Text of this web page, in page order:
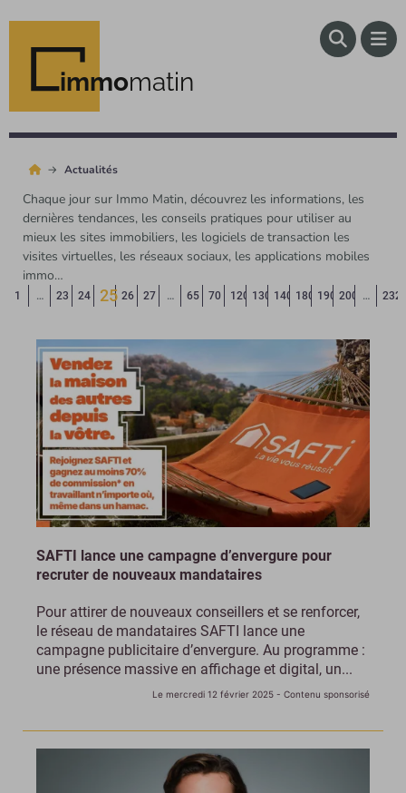
immomatin
Actualités
Chaque jour sur Immo Matin, découvrez les informations, les
dernières tendances, les conseils pratiques pour utiliser au
mieux les sites immobiliers, les logiciels de transaction les
visites virtuelles, les réseaux sociaux, les applications mobiles
immo…
Page précédente
1 … 23 24
25 26 27 … 65 70 120 130 140 180 190 200 … 232
SAFTI lance une campagne d’envergure pour
recruter de nouveaux mandataires
Pour attirer de nouveaux conseillers et se renforcer,
le réseau de mandataires SAFTI lance une
campagne publicitaire d’envergure. Au programme :
une présence massive en affichage et digital, un...
Le mercredi 12 février 2025 - Contenu sponsorisé